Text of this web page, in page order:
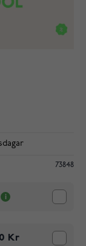
73848
Kr